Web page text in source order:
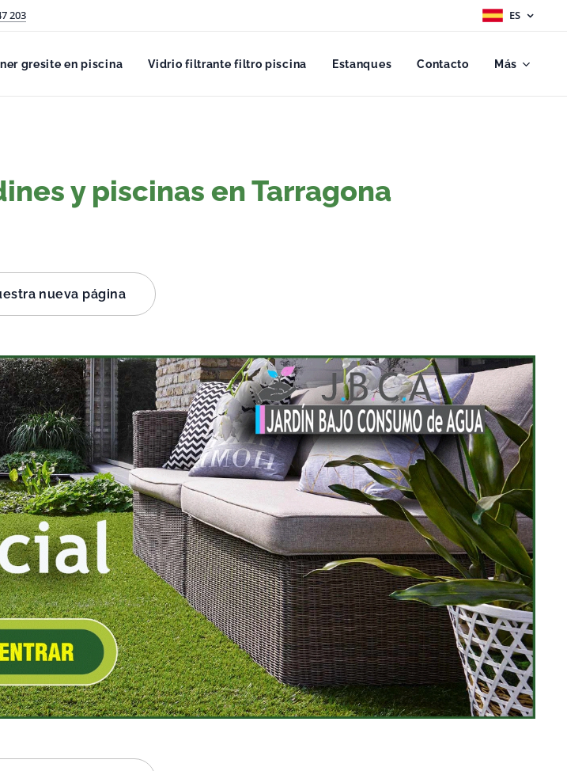
203 ES
gresite en piscina Vidrio filtrante filtro piscina Estanques Contacto Más
y piscinas en Tarragona
nueva página